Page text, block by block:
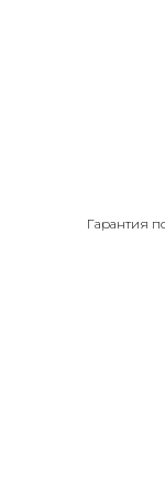
Гарантия